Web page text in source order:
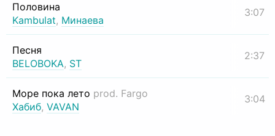
Половина
Kambulat, Минаева
3:07
Песня
BELOBOKA, ST
2:37
Море пока лето prod. Fargo
Хабиб, VAVAN
3:04